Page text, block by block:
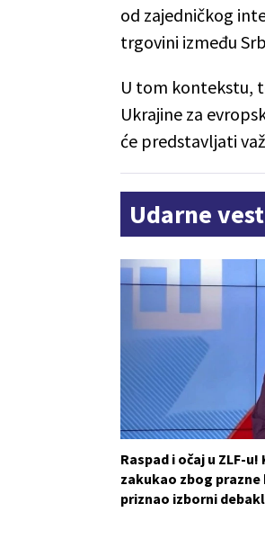
od zajedničkog
trgovini između
U tom kontekstu,
Ukrajine za
će predstavljati
Udarne
Raspad i očaj u ZLF-u!
zakukao zbog prazne
priznao izborni